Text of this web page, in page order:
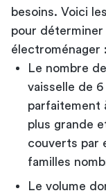
besoins. Voici
pour déterminer
électroménager :
Le nombre
vaisselle de
parfaitement
plus grande
couverts par
familles
Le volume